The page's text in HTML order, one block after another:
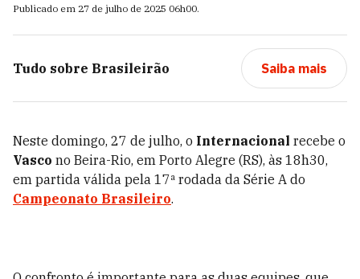
Publicado em 27 de julho de 2025 06h00.
Tudo sobre Brasileirão Saiba mais
Neste domingo, 27 de julho, o Internacional recebe o
Vasco no Beira-Rio, em Porto Alegre (RS), às 18h30,
em partida válida pela 17ª rodada da Série A do
Campeonato Brasileiro.